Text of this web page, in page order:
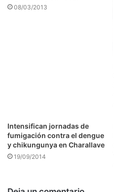
08/03/2013
Intensifican jornadas de
fumigación contra el dengue
y chikungunya en Charallave
19/09/2014